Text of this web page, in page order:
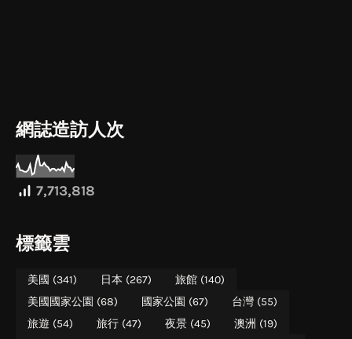
網誌造訪人次
7,713,818
標籤雲
美國 (341) 日本 (267) 旅館 (140)
美國國家公園 (68) 國家公園 (67) 台灣 (55)
旅遊 (54) 旅行 (47) 夜景 (45) 澳洲 (19)